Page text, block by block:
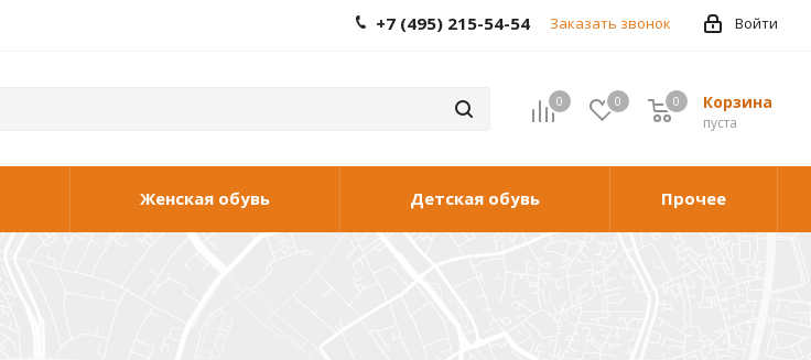
Войти
+7 (495) 215-54-54 Заказать звонок
0 0 Корзина
0
пуста
0
Женская обувь Детская обувь Прочее